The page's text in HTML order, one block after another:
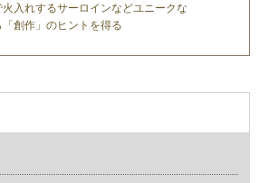
入れするサーロインなどユニークな
創作」のヒントを得る